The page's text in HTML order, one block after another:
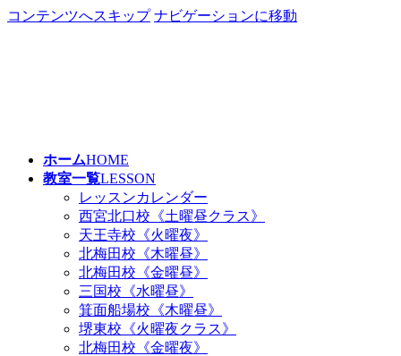
コンテンツへスキップ ナビゲーションに移動
ホームHOME
教室一覧LESSON
レッスンカレンダー
西宮北口校《土曜昼クラス》
天王寺校《火曜夜》
北梅田校《木曜昼》
北梅田校《金曜昼》
三国校《水曜昼》
箕面船場校《木曜昼》
堺東校《火曜夜クラス》
北梅田校《金曜夜》